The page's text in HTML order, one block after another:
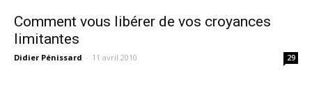
Comment vous libérer de vos croyances
limitantes
Didier Pénissard - 11 avril 2010 29